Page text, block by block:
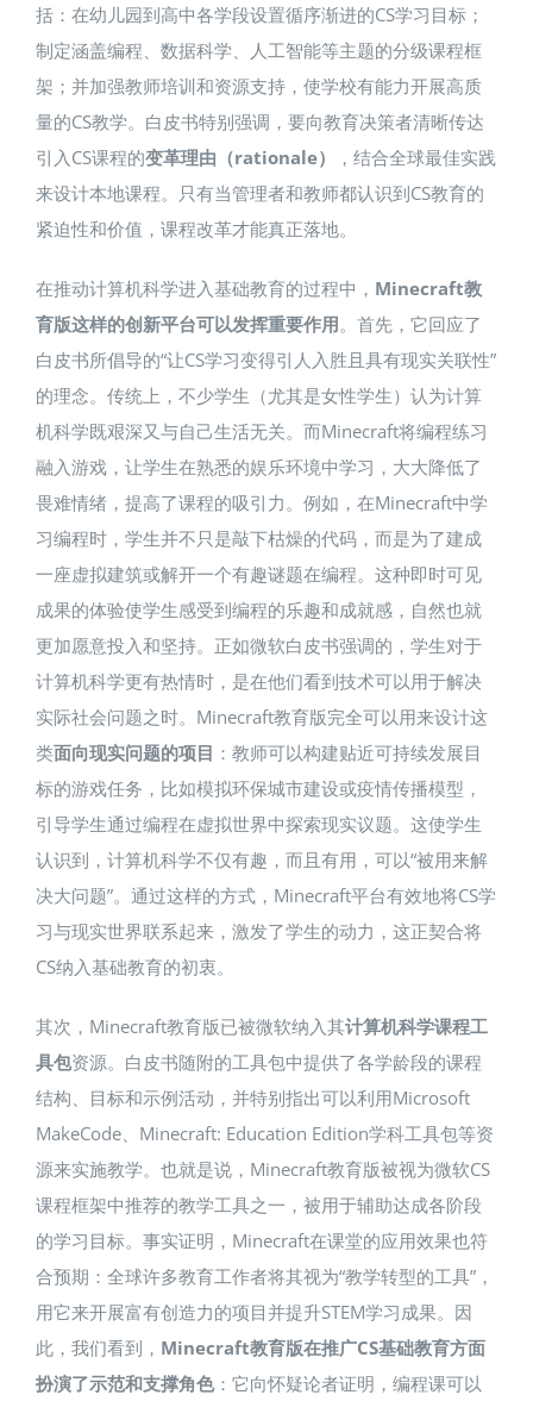
括：在幼儿园到高中各学段设置循序渐进的CS学习目标；
制定涵盖编程、数据科学、人工智能等主题的分级课程框
架；并加强教师培训和资源支持，使学校有能力开展高质
量的CS教学。白皮书特别强调，要向教育决策者清晰传达
引入CS课程的变革理由（rationale）
，结合全球最佳实践
来设计本地课程。只有当管理者和教师都认识到CS教育的
紧迫性和价值，课程改革才能真正落地。
在推动计算机科学进入基础教育的过程中， Minecraft教
育版这样的创新平台可以发挥重要作用。首先，它回应了
白皮书所倡导的“让CS学习变得引人入胜且具有现实关联性”
的理念​。传统上，不少学生（尤其是女性学生）认为计算
机科学既艰深又与自己生活无关。而Minecraft将编程练习
融入游戏，让学生在熟悉的娱乐环境中学习，大大降低了
畏难情绪，提高了课程的吸引力。例如，在Minecraft中学
习编程时，学生并不只是敲下枯燥的代码，而是为了建成
一座虚拟建筑或解开一个有趣谜题在编程。这种即时可见
成果的体验使学生感受到编程的乐趣和成就感，自然也就
更加愿意投入和坚持。正如微软白皮书强调的，学生对于
计算机科学更有热情时，是在他们看到技术可以用于解决
实际社会问题之时。Minecraft教育版完全可以用来设计这
类面向现实问题的项目 ：教师可以构建贴近可持续发展目
标的游戏任务，比如模拟环保城市建设或疫情传播模型，
引导学生通过编程在虚拟世界中探索现实议题。这使学生
认识到，计算机科学不仅有趣，而且有用，可以“被用来解
决大问题”​。通过这样的方式，Minecraft平台有效地将CS学
习与现实世界联系起来，激发了学生的动力，这正契合将
CS纳入基础教育的初衷。
其次，Minecraft教育版已被微软纳入其计算机科学课程工
具包资源。白皮书随附的工具包中提供了各学龄段的课程
结构、目标和示例活动，并特别指出可以利用Microsoft
MakeCode、Minecraft: Education Edition学科工具包等资
源来实施教学。也就是说，Minecraft教育版被视为微软CS
课程框架中推荐的教学工具之一，被用于辅助达成各阶段
的学习目标。事实证明，Minecraft在课堂的应用效果也符
合预期：全球许多教育工作者将其视为“教学转型的工具”，
用它来开展富有创造力的项目并提升STEM学习成果。因
此，我们看到， Minecraft教育版在推广CS基础教育方面
扮演了示范和支撑角色：它向怀疑论者证明，编程课可以